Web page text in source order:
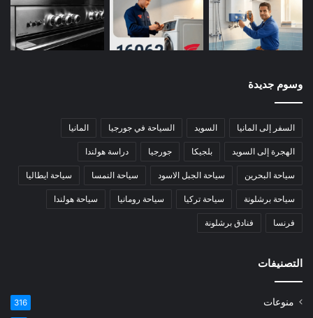
وسوم جديدة
السفر إلى المانيا السويد السياحة في جورجيا المانيا
الهجرة إلى السويد بلجيكا جورجيا دراسة هولندا
سياحة البحرين سياحة الجبل الاسود سياحة النمسا سياحة ايطاليا
سياحة برشلونة سياحة تركيا سياحة رومانيا سياحة هولندا
فرنسا فنادق برشلونة
التصنيفات
منوعات 316